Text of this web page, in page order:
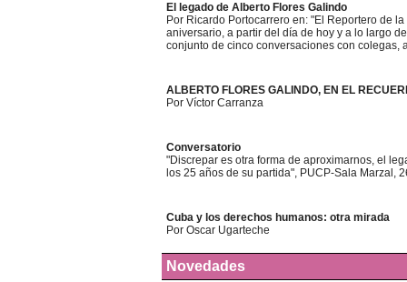
El legado de Alberto Flores Galindo
Por Ricardo Portocarrero en: "El Reportero de
aniversario, a partir del día de hoy y a lo largo
conjunto de cinco conversaciones con colegas,
ALBERTO FLORES GALINDO, EN EL
Por Víctor Carranza
Conversatorio
"Discrepar es otra forma de aproximarnos, el
los 25 años de su partida", PUCP-Sala Marzal,
Cuba y los derechos humanos: otra mirada
Por Oscar Ugarteche
Novedades